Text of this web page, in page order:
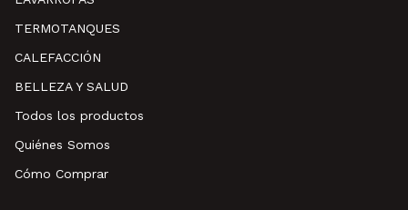
TERMOTANQUES
CALEFACCIÓN
BELLEZA Y SALUD
Todos los productos
Quiénes Somos
Cómo Comprar